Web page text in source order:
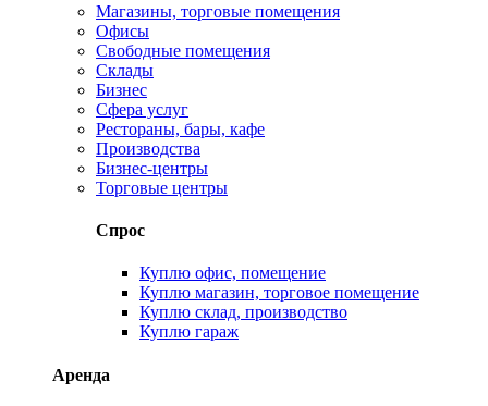
Магазины, торговые помещения
Офисы
Свободные помещения
Склады
Бизнес
Сфера услуг
Рестораны, бары, кафе
Производства
Бизнес-центры
Торговые центры
Спрос
Куплю офис, помещение
Куплю магазин, торговое помещение
Куплю склад, производство
Куплю гараж
Аренда